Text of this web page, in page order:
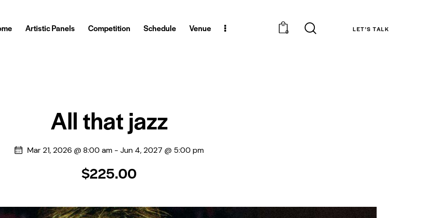
Artistic Panels Competition Schedule Venue 0 LET’S TALK
All that jazz
Mar 21, 2026 @ 8:00 am- Jun 4, 2027 @ 5:00 pm
$225.00